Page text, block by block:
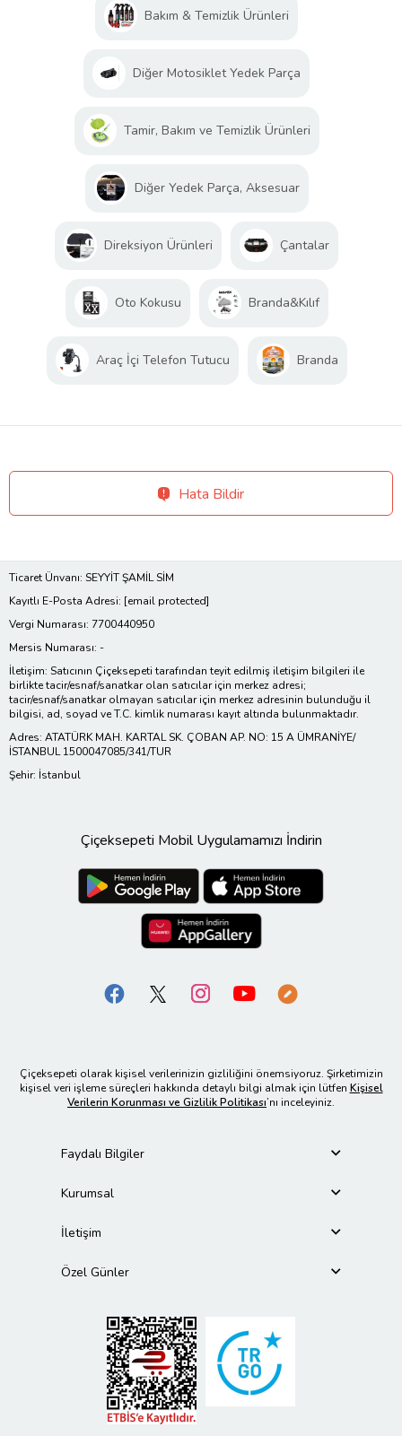
Bakım & Temizlik Ürünleri
Diğer Motosiklet Yedek Parça
Tamir, Bakım ve Temizlik Ürünleri
Diğer Yedek Parça, Aksesuar
Direksiyon Ürünleri Çantalar
Oto Kokusu Branda&Kılıf
Araç İçi Telefon Tutucu Branda
Hata Bildir
Ticaret Ünvanı: SEYYİT ŞAMİL SİM
Kayıtlı E-Posta Adresi: [email protected]
Vergi Numarası: 7700440950
Mersis Numarası: -
İletişim: Satıcının Çiçeksepeti tarafından teyit edilmiş iletişim bilgileri ile
birlikte tacir/esnaf/sanatkar olan satıcılar için merkez adresi;
tacir/esnaf/sanatkar olmayan satıcılar için merkez adresinin bulunduğu il
bilgisi, ad, soyad ve T.C. kimlik numarası kayıt altında bulunmaktadır.
Adres: ATATÜRK MAH. KARTAL SK. ÇOBAN AP. NO: 15 A ÜMRANİYE/
İSTANBUL 1500047085/341/TUR
Şehir: İstanbul
Çiçeksepeti Mobil Uygulamamızı İndirin
Çiçeksepeti olarak kişisel verilerinizin gizliliğini önemsiyoruz. Şirketimizin
kişisel veri işleme süreçleri hakkında detaylı bilgi almak için lütfen Kişisel
Verilerin Korunması ve Gizlilik Politikası’nı inceleyiniz.
Faydalı Bilgiler
Kurumsal
İletişim
Özel Günler